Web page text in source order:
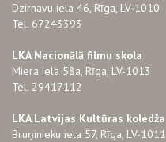
Dzirnavu iela 46, Rīga, LV-1010
Tel. 67243393
LKA Nacionālā filmu skola
Miera iela 58a, Rīga, LV-1013
Tel. 29417112
LKA Latvijas Kultūras koledža
Bruņinieku iela 57, Rīga, LV-1011